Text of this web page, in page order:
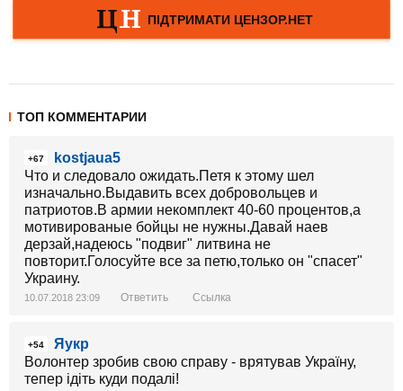
ТОП КОММЕНТАРИИ
+67
kostjaua5
Что и следовало ожидать.Петя к этому шел
изначально.Выдавить всех добровольцев и
патриотов.В армии некомплект 40-60 процентов,а
мотивированые бойцы не нужны.Давай наев
дерзай,надеюсь "подвиг" литвина не
повторит.Голосуйте все за петю,только он "спасет"
Украину.
10.07.2018 23:09 Ответить Ссылка
+54
Яукр
Волонтер зробив свою справу - врятував Україну,
тепер ідіть куди подалі!